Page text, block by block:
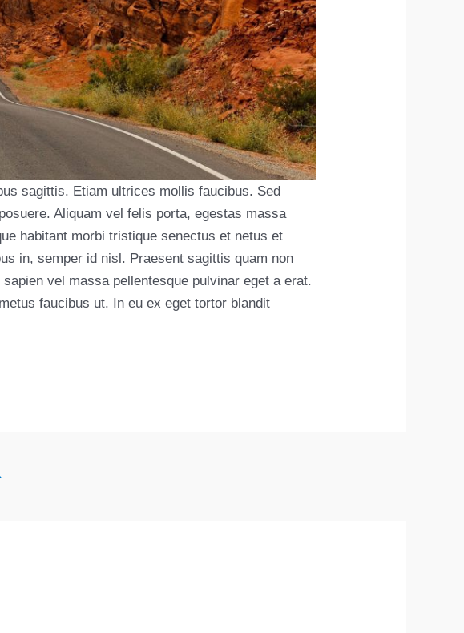
sagittis. Etiam ultrices mollis faucibus. Sed
Aliquam vel felis porta, egestas massa
habitant morbi tristique senectus et netus et
in, semper id nisl. Praesent sagittis quam non
vel massa pellentesque pulvinar eget a erat.
faucibus ut. In eu ex eget tortor blandit